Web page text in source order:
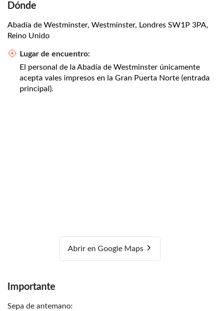
Dónde
Abadía de Westminster, Westminster, Londres SW1P 3PA,
Reino Unido
Lugar de encuentro:
El personal de la Abadía de Westminster únicamente
acepta vales impresos en la Gran Puerta Norte (entrada
principal).
Abrir en Google Maps
Importante
Sepa de antemano: